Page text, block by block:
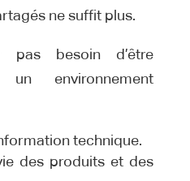
ne suffit plus.
pas besoin d’être
un environnement
technique.
des produits et des